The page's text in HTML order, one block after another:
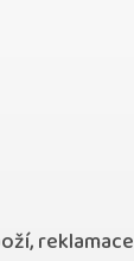
reklamace